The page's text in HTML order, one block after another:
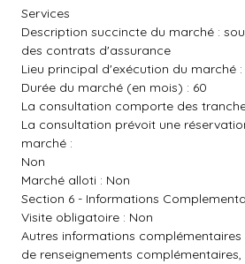
Services
Description succincte du marché :
des contrats d'assurance
Lieu principal d'exécution du marché :
Durée du marché (en mois) : 60
La consultation comporte des
La consultation prévoit une
marché :
Non
Marché alloti : Non
Section 6 - Informations
Visite obligatoire : Non
Autres informations
de renseignements